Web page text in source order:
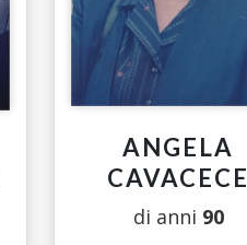
ANGELA
CAVACECE
di anni 90